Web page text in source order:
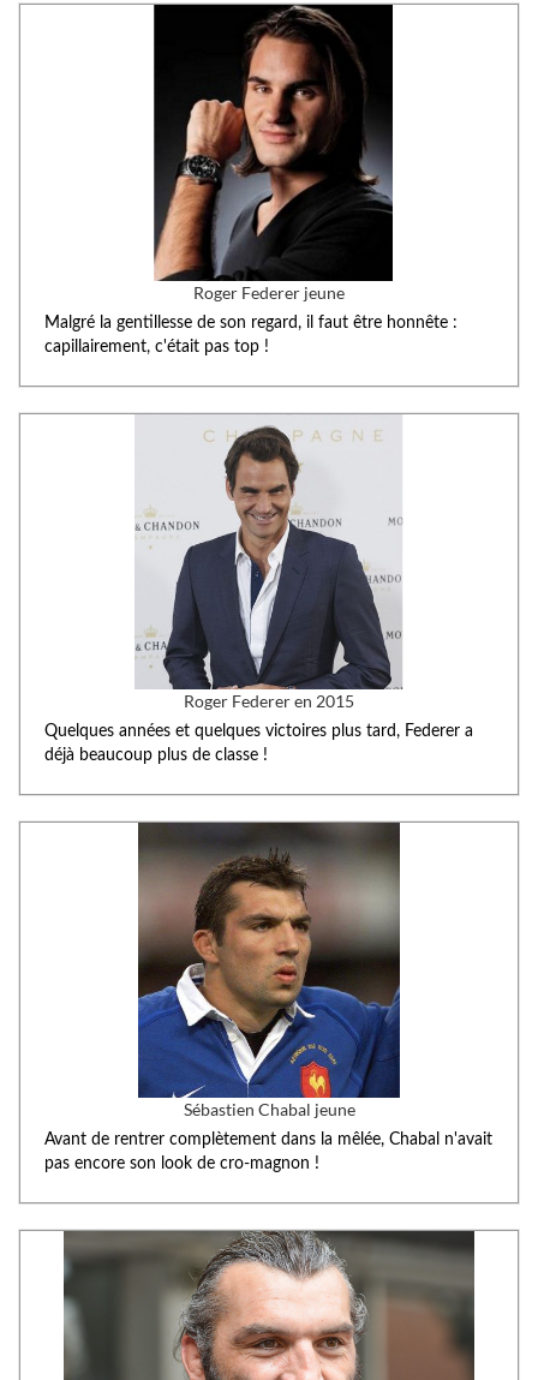
Roger Federer jeune
Malgré la gentillesse de son regard, il faut être honnête :
capillairement, c'était pas top !
Roger Federer en 2015
Quelques années et quelques victoires plus tard, Federer a
déjà beaucoup plus de classe !
Sébastien Chabal jeune
Avant de rentrer complètement dans la mêlée, Chabal n'avait
pas encore son look de cro-magnon !